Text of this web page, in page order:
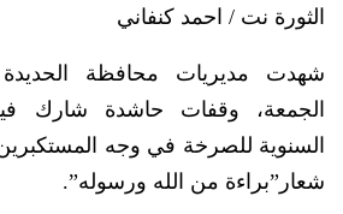
الثورة نت / احمد كنفاني
شهدت مديريات محافظة
الجمعة، وقفات حاشدة شارك
شعار”براءة من الله ورسوله”.